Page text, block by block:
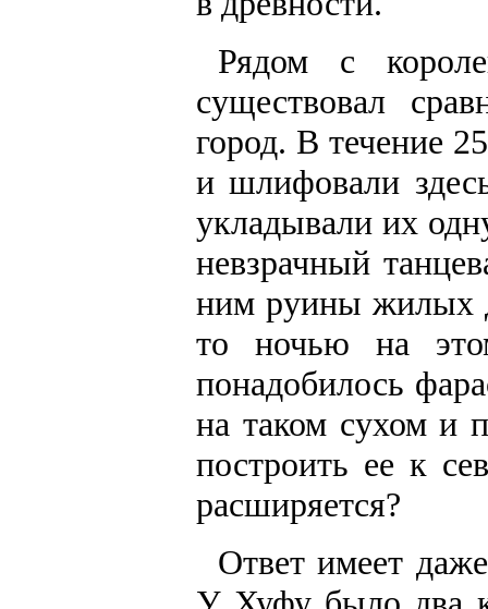
Рядом с
существовал
город. В течение
и шлифовали
укладывали их
невзрачный
ним руины жилых
то ночью на
понадобилось
на таком сухом и
построить ее к
расширяется?
Ответ имеет